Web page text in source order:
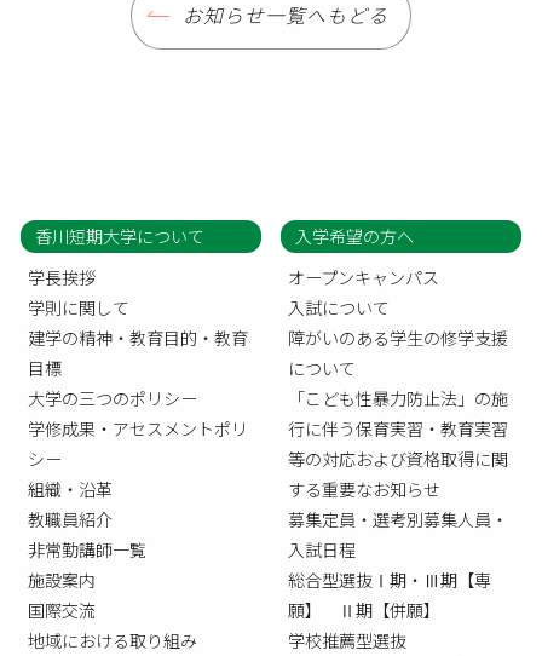
お知らせ一覧へもどる
香川短期大学について
学長挨拶
学則に関して
建学の精神・教育目的・教育
目標
大学の三つのポリシー
学修成果・アセスメントポリ
シー
組織・沿革
教職員紹介
非常勤講師一覧
施設案内
国際交流
地域における取り組み
入学希望の方へ
オープンキャンパス
入試について
障がいのある学生の修学支援
について
「こども性暴力防止法」の施
行に伴う保育実習・教育実習
等の対応および資格取得に関
する重要なお知らせ
募集定員・選考別募集人員・
入試日程
総合型選抜Ⅰ期・Ⅲ期【専
願】 Ⅱ期【併願】
学校推薦型選抜